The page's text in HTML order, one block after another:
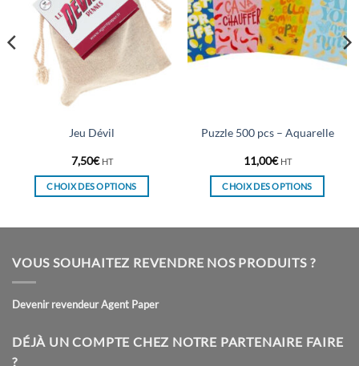
Jeu Dévil
7,50€ HT
CHOIX DES OPTIONS
variations.
options
être
Puzzle 500 pcs – Aquarelle
11,00€ HT
CHOIX DES OPTIONS
variations.
être
VOUS SOUHAITEZ REVENDRE NOS PRODUITS ?
Devenir revendeur Agent Paper
DÉJÀ UN COMPTE CHEZ NOTRE PARTENAIRE FAIRE
?